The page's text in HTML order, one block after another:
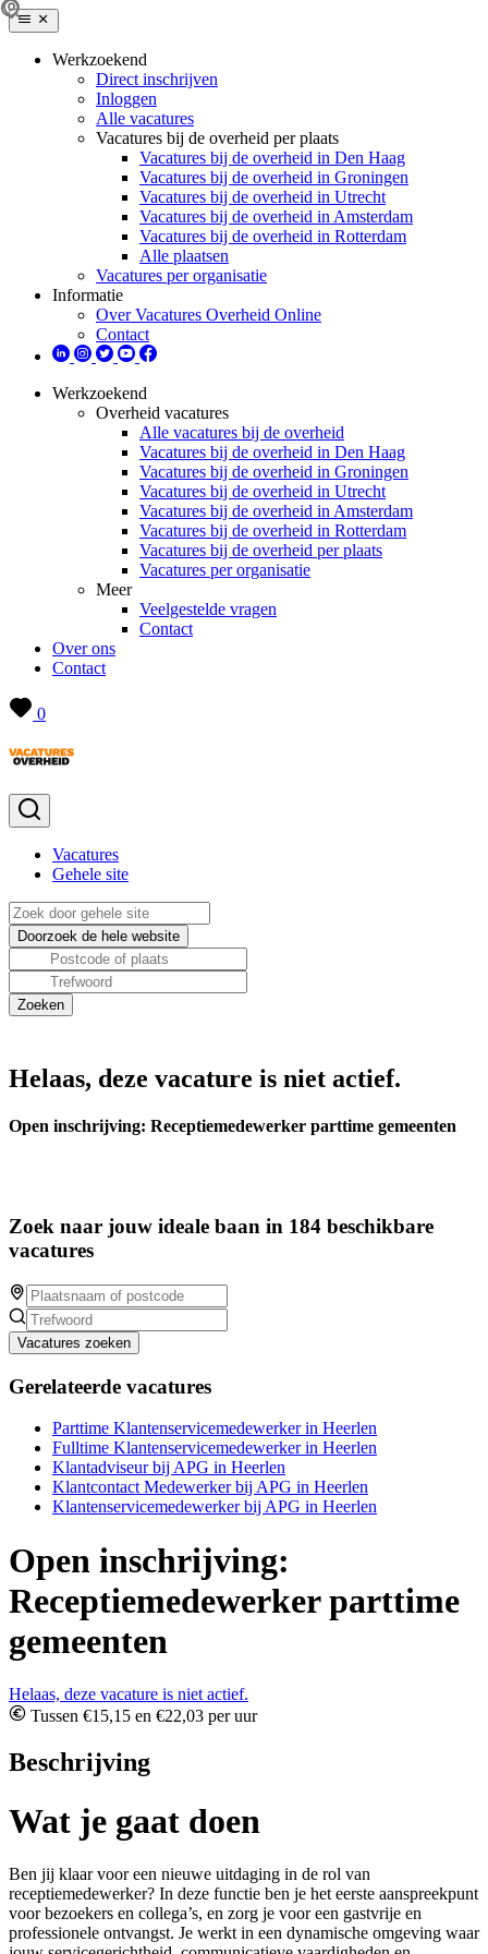
Werkzoekend
Direct inschrijven
Inloggen
Alle vacatures
Vacatures bij de overheid per plaats
Vacatures bij de overheid in Den Haag
Vacatures bij de overheid in Groningen
Vacatures bij de overheid in Utrecht
Vacatures bij de overheid in Amsterdam
Vacatures bij de overheid in Rotterdam
Alle plaatsen
Vacatures per organisatie
Informatie
Over Vacatures Overheid Online
Contact
Werkzoekend
Overheid vacatures
Alle vacatures bij de overheid
Vacatures bij de overheid in Den Haag
Vacatures bij de overheid in Groningen
Vacatures bij de overheid in Utrecht
Vacatures bij de overheid in Amsterdam
Vacatures bij de overheid in Rotterdam
Vacatures bij de overheid per plaats
Vacatures per organisatie
Meer
Veelgestelde vragen
Contact
Over ons
Contact
0
Vacatures
Gehele site
Helaas, deze vacature is niet actief.
Open inschrijving: Receptiemedewerker parttime gemeenten
Zoek naar jouw ideale baan in 184 beschikbare
vacatures
Vacatures zoeken
Gerelateerde vacatures
Parttime Klantenservicemedewerker in Heerlen
Fulltime Klantenservicemedewerker in Heerlen
Klantadviseur bij APG in Heerlen
Klantcontact Medewerker bij APG in Heerlen
Klantenservicemedewerker bij APG in Heerlen
Open inschrijving:
Receptiemedewerker parttime
gemeenten
Helaas, deze vacature is niet actief.
Tussen €15,15 en €22,03 per uur
Beschrijving
Wat je gaat doen
Ben jij klaar voor een nieuwe uitdaging in de rol van
receptiemedewerker? In deze functie ben je het eerste aanspreekpunt
voor bezoekers en collega’s, en zorg je voor een gastvrije en
professionele ontvangst. Je werkt in een dynamische omgeving waar